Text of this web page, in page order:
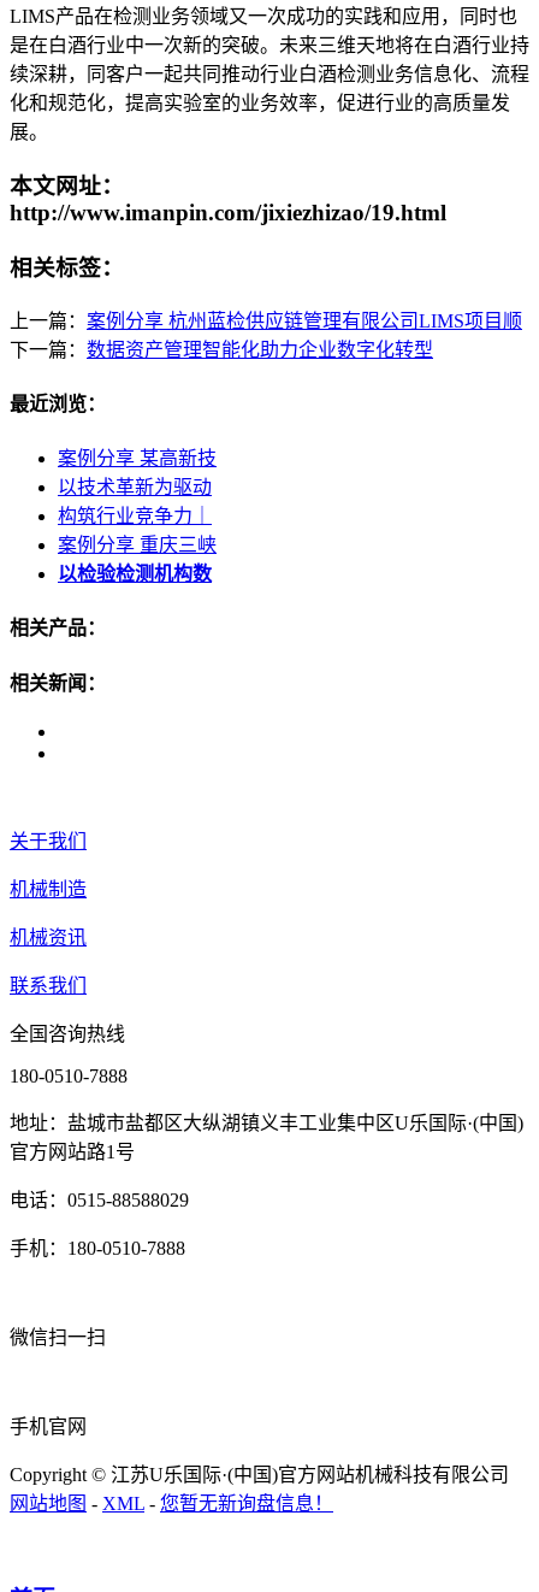
LIMS产品在检测业务领域又一次成功的实践和应用，同时也
是在白酒行业中一次新的突破。未来三维天地将在白酒行业持
续深耕，同客户一起共同推动行业白酒检测业务信息化、流程
化和规范化，提高实验室的业务效率，促进行业的高质量发
展。
本文网址：
http://www.imanpin.com/jixiezhizao/19.html
相关标签：
上一篇： 案例分享 杭州蓝检供应链管理有限公司LIMS项目顺
下一篇： 数据资产管理智能化助力企业数字化转型
最近浏览：
案例分享 某高新技
以技术革新为驱动
构筑行业竞争力｜
案例分享 重庆三峡
以检验检测机构数
相关产品：
相关新闻：
关于我们
机械制造
机械资讯
联系我们
全国咨询热线
180-0510-7888
地址：盐城市盐都区大纵湖镇义丰工业集中区U乐国际·(中国)
官方网站路1号
电话：0515-88588029
手机：180-0510-7888
微信扫一扫
手机官网
Copyright © 江苏U乐国际·(中国)官方网站机械科技有限公司
网站地图 - XML - 您暂无新询盘信息！